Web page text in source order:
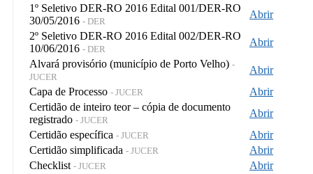
1º Seletivo DER-RO 2016 Edital 001/DER-RO
30/05/2016 - DER
Abrir
2º Seletivo DER-RO 2016 Edital 002/DER-RO
10/06/2016 - DER
Abrir
Alvará provisório (município de Porto Velho) -
JUCER
Abrir
Capa de Processo - JUCER
Abrir
Certidão de inteiro teor – cópia de documento
registrado - JUCER
Abrir
Certidão específica - JUCER
Abrir
Certidão simplificada - JUCER
Abrir
Checklist - JUCER
Abrir